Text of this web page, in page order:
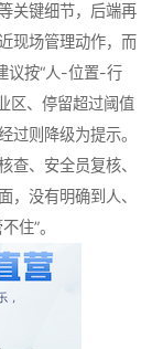
关键细节，后端再
现场管理动作，而
议按“人-位置-行
区、停留超过阈值
过则降级为提示。
查、安全员复核、
，没有明确到人、
住”。